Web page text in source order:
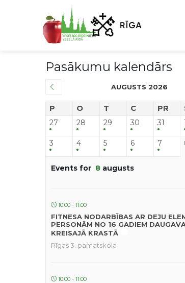
Pasākumu kalendārs
AUGUSTS 2026
P O T C PR
27 28 29 30 31
3 4 5 6 7
Events for 8 augusts
10:00 - 11:00
FITNESA NODARBĪBAS AR DEJU
PERSONĀM NO 16 GADIEM
KREISAJĀ KRASTĀ
Rīgas 3. pamatskola
10:00 - 11:00